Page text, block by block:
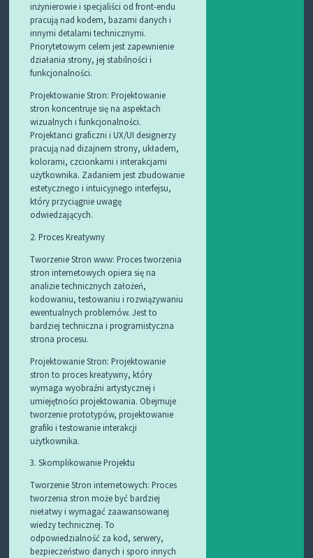
inżynierowie i specjaliści od front-endu
pracują nad kodem, bazami danych i
innymi detalami technicznymi.
Priorytetowym celem jest zapewnienie
działania strony, jej stabilności i
funkcjonalności.
Projektowanie Stron: Projektowanie
stron koncentruje się na aspektach
wizualnych i funkcjonalności.
Projektanci graficzni i UX/UI designerzy
pracują nad dizajnem strony, układem,
kolorami, czcionkami i interakcjami
użytkownika. Zadaniem jest zbudowanie
estetycznego i intuicyjnego interfejsu,
który przyciągnie uwagę
odwiedzających.
2. Proces Kreatywny
Tworzenie Stron www: Proces tworzenia
stron internetowych opiera się na
analizie technicznych założeń,
kodowaniu, testowaniu i rozwiązywaniu
ewentualnych problemów. Jest to
bardziej techniczna i programistyczna
strona procesu.
Projektowanie Stron: Projektowanie
stron to proces kreatywny, który
wymaga wyobraźni artystycznej i
umiejętności projektowania. Obejmuje
tworzenie prototypów, projektowanie
grafiki i testowanie interakcji
użytkownika.
3. Skomplikowanie Projektu
Tworzenie Stron internetowych: Proces
tworzenia stron może być bardziej
niełatwy i wymagać zaawansowanej
wiedzy technicznej. To
odpowiedzialność za kod, serwery,
bezpieczeństwo danych i sporo innych